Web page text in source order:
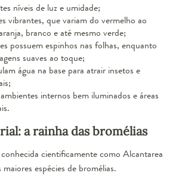
níveis de luz e umidade;
vibrantes, que variam do vermelho ao
branco e até mesmo verde;
possuem espinhos nas folhas, enquanto
suaves ao toque;
água na base para atrair insetos e
internos bem iluminados e áreas
a rainha das bromélias
cientificamente como Alcantarea
espécies de bromélias.